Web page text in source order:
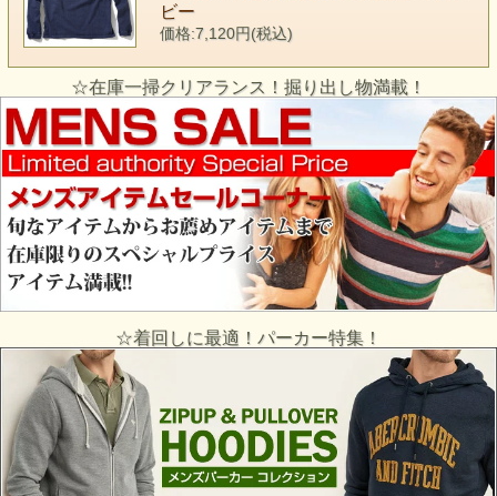
ビー
価格:7,120円(税込)
☆在庫一掃クリアランス！掘り出し物満載！
☆着回しに最適！パーカー特集！